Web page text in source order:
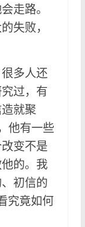
走路。
失败，
多人还
过，有
就聚
他有一些
变不是
的。我
初信的
究竟如何